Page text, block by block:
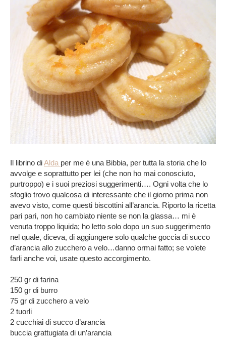
Il librino diAlda per me è una Bibbia, per tutta la storia che lo
avvolge e soprattutto per lei (che non ho mai conosciuto,
purtroppo) e i suoi preziosi suggerimenti…. Ogni volta che lo
sfoglio trovo qualcosa di interessante che il giorno prima non
avevo visto, come questi biscottini all’arancia. Riporto la ricetta
pari pari, non ho cambiato niente se non la glassa… mi è
venuta troppo liquida; ho letto solo dopo un suo suggerimento
nel quale, diceva, di aggiungere solo qualche goccia di succo
d’arancia allo zucchero a velo…danno ormai fatto; se volete
farli anche voi, usate questo accorgimento.
250 gr di farina
150 gr di burro
75 gr di zucchero a velo
2 tuorli
2 cucchiai di succo d’arancia
buccia grattugiata di un’arancia